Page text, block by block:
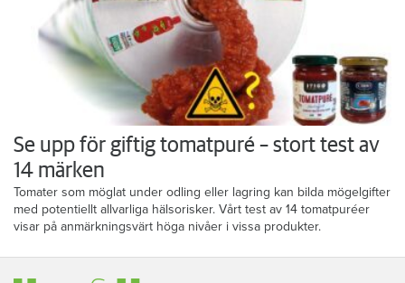
Se upp för giftig tomatpuré – stort test av
14 märken
Tomater som möglat under odling eller lagring kan bilda mögelgifter
med potentiellt allvarliga hälsorisker. Vårt test av 14 tomatpuréer
visar på anmärkningsvärt höga nivåer i vissa produkter.